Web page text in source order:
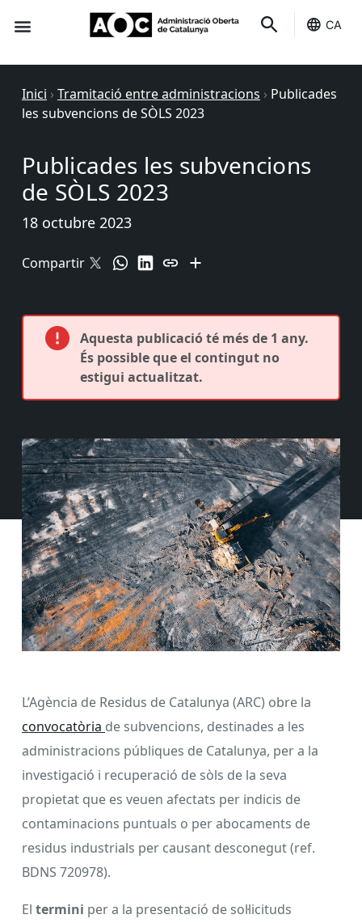
CA
Inici › Tramitació entre administracions › Publicades
les subvencions de SÒLS 2023
Publicades les subvencions
de SÒLS 2023
18 octubre 2023
Compartir
Aquesta publicació té més de 1 any.
És possible que el contingut no
estigui actualitzat.
L’Agència de Residus de Catalunya (ARC) obre la
convocatòria de subvencions, destinades a les
administracions públiques de Catalunya, per a la
investigació i recuperació de sòls de la seva
propietat que es veuen afectats per indicis de
contaminacions puntuals o per abocaments de
residus industrials per causant desconegut (ref.
BDNS 720978).
El termini per a la presentació de sol·licituds